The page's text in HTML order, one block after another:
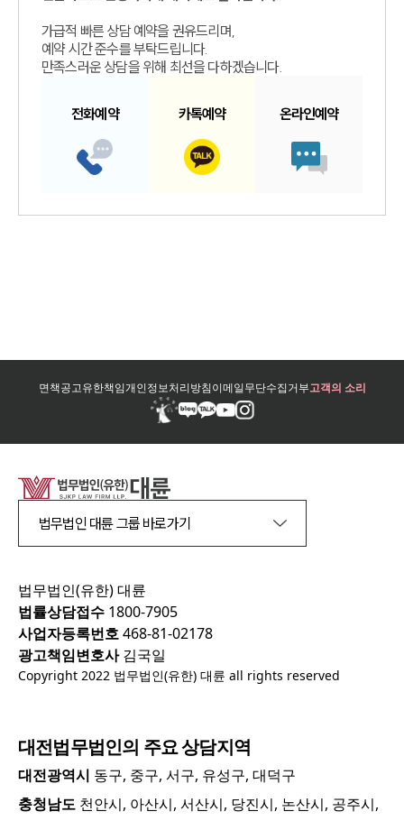
가급적 빠른 상담 예약을 권유드리며,
예약 시간 준수를 부탁드립니다.
만족스러운 상담을 위해 최선을 다하겠습니다.
전화예약 카톡예약 온라인예약
면책공고유한책임개인정보처리방침이메일무단수집거부고객의 소리
법무법인 대륜 그룹 바로가기
법무법인(유한) 대륜
법률상담접수 1800-7905
사업자등록번호468-81-02178
광고책임변호사김국일
Copyright 2022 법무법인(유한) 대륜 all rights reserved
대전법무법인의 주요 상담지역
대전광역시 동구, 중구, 서구, 유성구, 대덕구
충청남도 천안시, 아산시, 서산시, 당진시, 논산시, 공주시,